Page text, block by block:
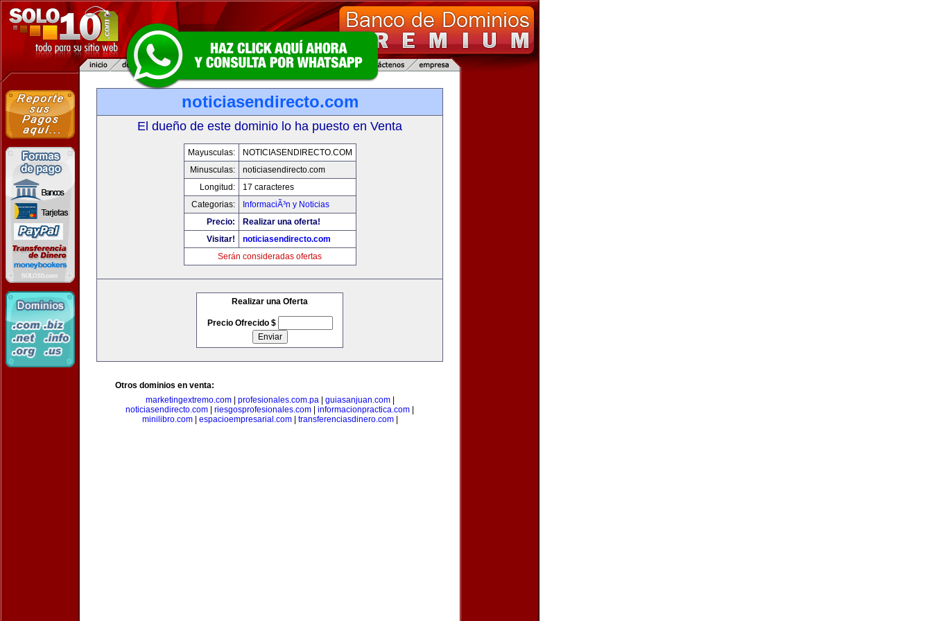
noticiasendirecto.com
El dueño de este dominio lo ha puesto en Venta
Mayusculas:
NOTICIASENDIRECTO.COM
Minusculas:
noticiasendirecto.com
Longitud:
17 caracteres
Categorias:
InformaciÃ³n y Noticias
Precio:
Realizar una oferta!
Visitar!
noticiasendirecto.com
Serán consideradas ofertas
Realizar una Oferta
Precio Ofrecido $
Otros dominios en venta:
marketingextremo.com| profesionales.com.pa| guiasanjuan.com|
noticiasendirecto.com
riesgosprofesionales.com informacionpractica.com
minilibro.com| espacioempresarial.com| transferenciasdinero.com|